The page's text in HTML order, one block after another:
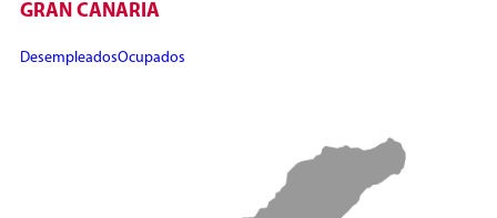
GRAN CANARIA
DesempleadosOcupados